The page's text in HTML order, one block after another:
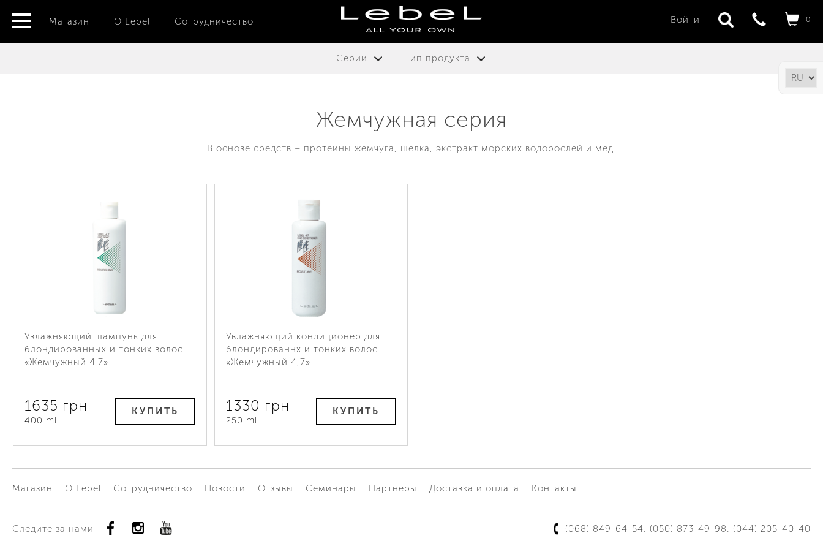
Магазин О Lebel Сотрудничество Войти 0
Серии Тип продукта
Жемчужная серия
В основе средств – протеины жемчуга, шелка, экстракт морских водорослей и мед.
Увлажняющий шампунь для
блондированных и тонких волос
«Жемчужный 4.7»
КУПИТЬ
1635 грн
400 ml
Увлажняющий кондиционер для
блондированнх и тонких волос
«Жемчужный 4,7»
КУПИТЬ
1330 грн
250 ml
Магазин О Lebel Сотрудничество Новости Отзывы Семинары Партнеры Доставка и оплата Контакты
Следите за нами (068) 849-64-54, (050) 873-49-98, (044) 205-40-40